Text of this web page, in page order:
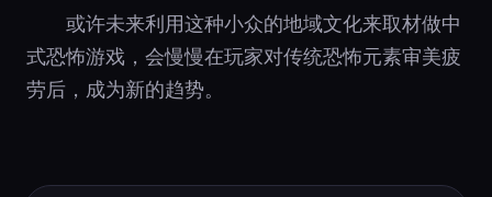
或许未来利用这种小众的地域文化来取材做中
式恐怖游戏，会慢慢在玩家对传统恐怖元素审美疲
劳后，成为新的趋势。